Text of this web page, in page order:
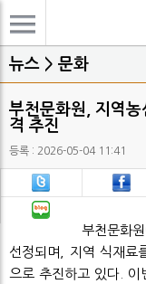
뉴스 > 문화
부천문화원, 지역
격 추진
등록 : 2026-05-04 11:41
부천문화
선정되며, 지역 식재료
으로 추진하고 있다. 이